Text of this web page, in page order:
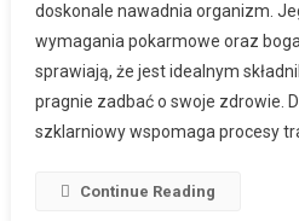
doskonale nawadnia organizm.
wymagania pokarmowe oraz
sprawiają, że jest idealnym
pragnie zadbać o swoje zdrowie.
szklarniowy wspomaga procesy
Continue Reading